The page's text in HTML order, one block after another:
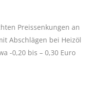
Preissenkungen an
Abschlägen bei Heizöl
-0,20 bis – 0,30 Euro